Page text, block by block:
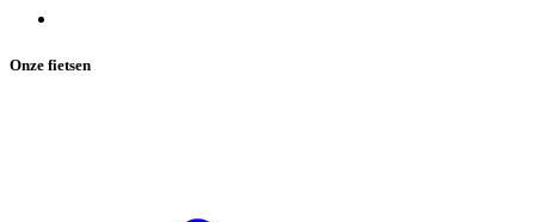
Onze fietsen